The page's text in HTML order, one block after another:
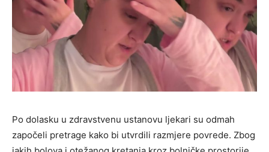
Po dolasku u zdravstvenu ustanovu ljekari su odmah
započeli pretrage kako bi utvrdili razmjere povrede. Zbog